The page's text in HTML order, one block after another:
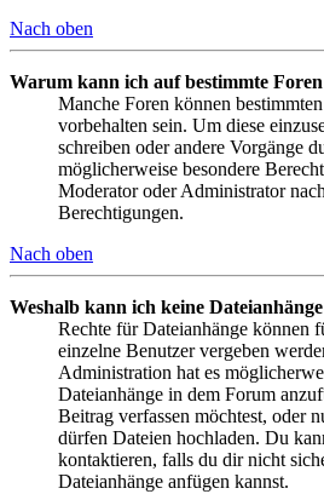
Nach oben
Warum kann ich auf bestimmte
Manche Foren können
vorbehalten sein. Um diese
schreiben oder andere Vorgänge
möglicherweise besondere
Moderator oder Administrator
Berechtigungen.
Nach oben
Weshalb kann ich keine
Rechte für Dateianhänge können
einzelne Benutzer vergeben
Administration hat es
Dateianhänge in dem Forum
Beitrag verfassen möchtest, oder
dürfen Dateien hochladen. Du
kontaktieren, falls du dir nicht
Dateianhänge anfügen kannst.